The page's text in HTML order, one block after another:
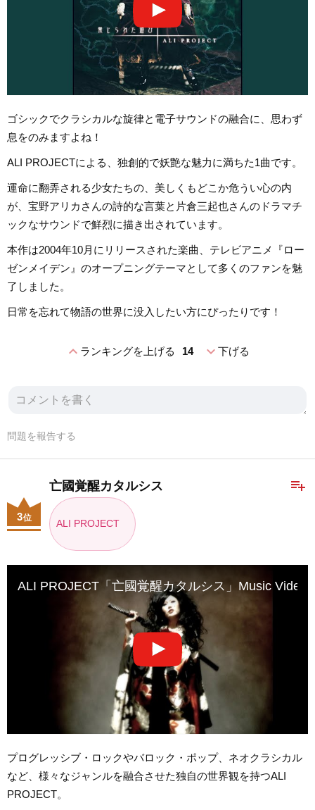
ゴシックでクラシカルな旋律と電子サウンドの融合に、思わず
息をのみますよね！
ALI PROJECTによる、独創的で妖艶な魅力に満ちた1曲です。
運命に翻弄される少女たちの、美しくもどこか危うい心の内
が、宝野アリカさんの詩的な言葉と片倉三起也さんのドラマチ
ックなサウンドで鮮烈に描き出されています。
本作は2004年10月にリリースされた楽曲、テレビアニメ『ロー
ゼンメイデン』のオープニングテーマとして多くのファンを魅
了しました。
日常を忘れて物語の世界に没入したい方にぴったりです！
expand_lessランキングを上げる 14 expand_more下げる
問題を報告する
playlist_add
亡國覚醒カタルシス
ALI PROJECT
3位
ALI PROJECT「亡國覚醒カタルシス」Music Video
プログレッシブ・ロックやバロック・ポップ、ネオクラシカル
など、様々なジャンルを融合させた独自の世界観を持つALI
PROJECT。